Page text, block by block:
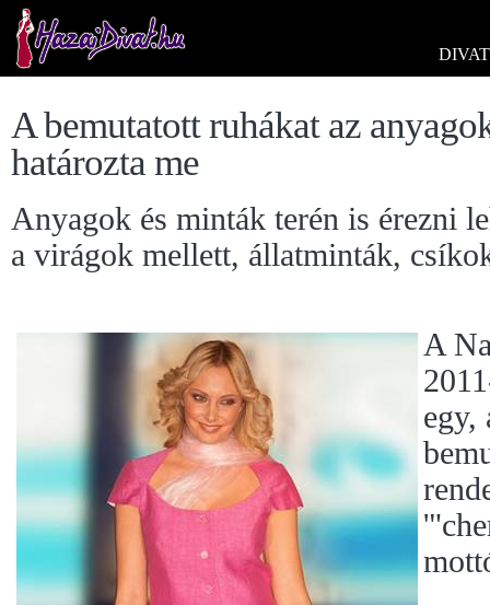
DIVAT
A bemutatott ruhákat az
határozta me
Anyagok és minták terén is érezni
a virágok mellett, állatminták,
A
egy,